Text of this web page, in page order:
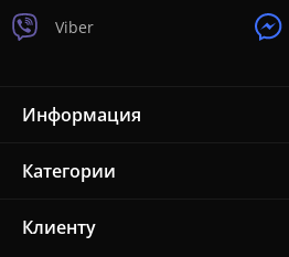
Viber
Информация
Категории
Клиенту